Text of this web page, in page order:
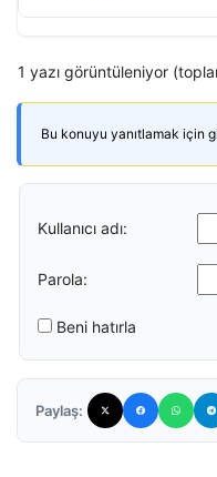
1 yazı görüntüleniyor
Bu konuyu yanıtlamak için
Kullanıcı adı:
Parola:
Beni hatırla
Paylaş: